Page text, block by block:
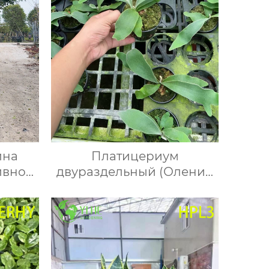
Платицериум
двураздельный (Олений
эпифит, платицериум
бифуркатум, лосерог